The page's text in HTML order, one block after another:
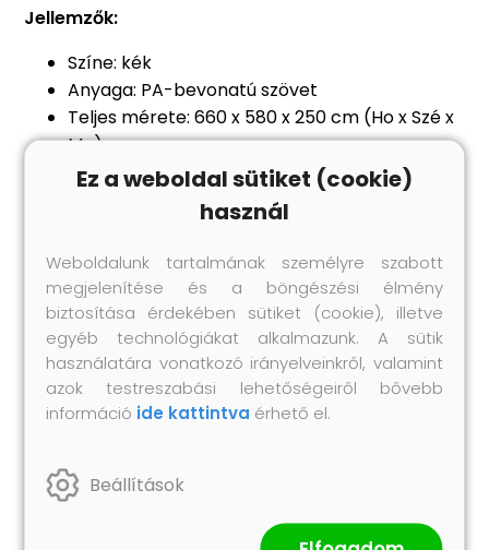
Jellemzők:
Színe: kék
Anyaga: PA-bevonatú szövet
Teljes mérete: 660 x 580 x 250 cm (Ho x Szé x
Ma)
Szövet súlya: 180 g/m²
Hálós oldalfalakkal
Maximum 500 cm átmérőjű kerek
medencékhez alkalmas
6 kötéllel és 12 szeggel szállítjuk
Ez a weboldal sütiket (cookie)
használ
Weboldalunk tartalmának személyre szabott
megjelenítése és a böngészési élmény
biztosítása érdekében sütiket (cookie), illetve
egyéb technológiákat alkalmazunk. A sütik
használatára vonatkozó irányelveinkről, valamint
azok testreszabási lehetőségeiről bővebb
információ ide kattintva érhető el.
Beállítások